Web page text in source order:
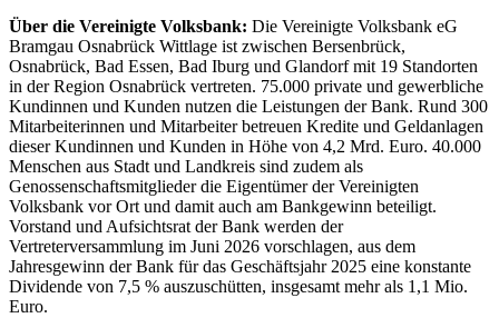
Über die Vereinigte Volksbank: Die Vereinigte Volksbank eG
Bramgau Osnabrück Wittlage ist zwischen Bersenbrück,
Osnabrück, Bad Essen, Bad Iburg und Glandorf mit 19 Standorten
in der Region Osnabrück vertreten. 75.000 private und gewerbliche
Kundinnen und Kunden nutzen die Leistungen der Bank. Rund 300
Mitarbeiterinnen und Mitarbeiter betreuen Kredite und Geldanlagen
dieser Kundinnen und Kunden in Höhe von 4,2 Mrd. Euro. 40.000
Menschen aus Stadt und Landkreis sind zudem als
Genossenschaftsmitglieder die Eigentümer der Vereinigten
Volksbank vor Ort und damit auch am Bankgewinn beteiligt.
Vorstand und Aufsichtsrat der Bank werden der
Vertreterversammlung im Juni 2026 vorschlagen, aus dem
Jahresgewinn der Bank für das Geschäftsjahr 2025 eine konstante
Dividende von 7,5 % auszuschütten, insgesamt mehr als 1,1 Mio.
Euro.